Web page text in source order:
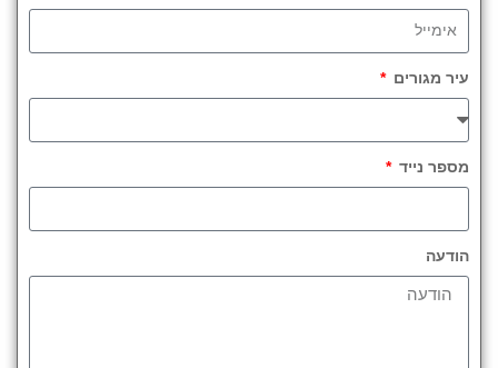
עיר מגורים
מספר נייד
הודעה